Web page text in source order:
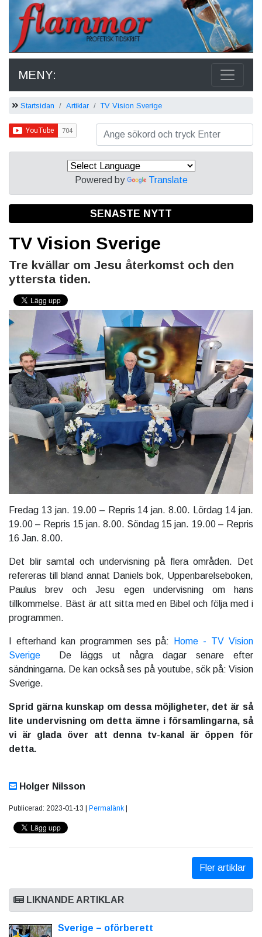
MENY:
Startsidan Artiklar TV Vision Sverige
Powered by Translate
SENASTE NYTT
TV Vision Sverige
Tre kvällar om Jesu återkomst och den
yttersta tiden.
Fredag 13 jan. 19.00 – Repris 14 jan. 8.00. Lördag 14 jan.
19.00 – Repris 15 jan. 8.00. Söndag 15 jan. 19.00 – Repris
16 Jan. 8.00.
Det blir samtal och undervisning på flera områden. Det
refereras till bland annat Daniels bok, Uppenbarelseboken,
Paulus brev och Jesu egen undervisning om hans
tillkommelse. Bäst är att sitta med en Bibel och följa med i
programmen.
I efterhand kan programmen ses på:
Home - TV Vision
Sverige De läggs ut några dagar senare efter
sändningarna. De kan också ses på youtube, sök på: Vision
Sverige.
Sprid gärna kunskap om dessa möjligheter, det är så
lite undervisning om detta ämne i församlingarna, så
vi är glada över att denna tv-kanal är öppen för
detta.
Holger Nilsson
Publicerad: 2023-01-13 | Permalänk |
Fler artiklar
LIKNANDE ARTIKLAR
Sverige – oförberett